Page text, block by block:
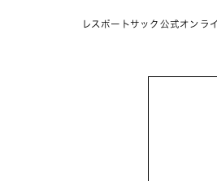
レスポートサック公式オンラ